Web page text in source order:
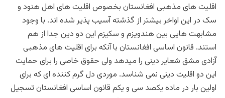
اقلیت های مذهبی افغانستان بخصوص اقلیت های اهل هنود و
سک در این اواخر بیشتر از گذشته آسیب پذیر شده اند. با وجود
مشابهت هایی بین هندویزم و سکیزم این دو دین جدا از هم
استند. قانون اساسی افغانستان با آنکه برای اقلیت های مذهبی
آزادی مشق شعایر دینی را میدهد ولی حقوق خاصی را برای حمایت
این دو اقلیت دینی نمی شناسد. موردی دل گرم کننده ای که برای
اولین بار در ماده یکصد سی و یکم قانون اساسی افغانستان تسجیل